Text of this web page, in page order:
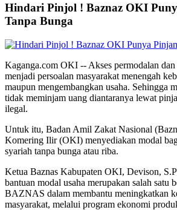
Hindari Pinjol ! Baznaz OKI
Tanpa Bunga
Kaganga.com OKI -- Akses permodalan dan
menjadi persoalan masyarakat menengah
maupun mengembangkan usaha. Sehingga
tidak meminjam uang diantaranya lewat
ilegal.
Untuk itu, Badan Amil Zakat Nasional
Komering Ilir (OKI) menyediakan modal
syariah tanpa bunga atau riba.
Ketua Baznas Kabupaten OKI, Devison,
bantuan modal usaha merupakan salah satu
BAZNAS dalam membantu meningkatkan
masyarakat, melalui program ekonomi